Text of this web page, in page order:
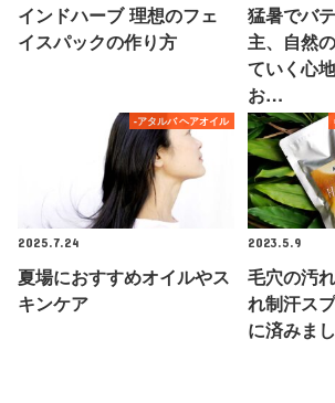
インドハーブ 理想のフェ
イスパックの作り方
猛暑でバ
主、自然
ていく心
お…
-アタルバ ヘアオイル
2025.7.24
夏場におすすめオイルやス
キンケア
2023.5.9
毛穴の汚
れ制汗ス
に済みま